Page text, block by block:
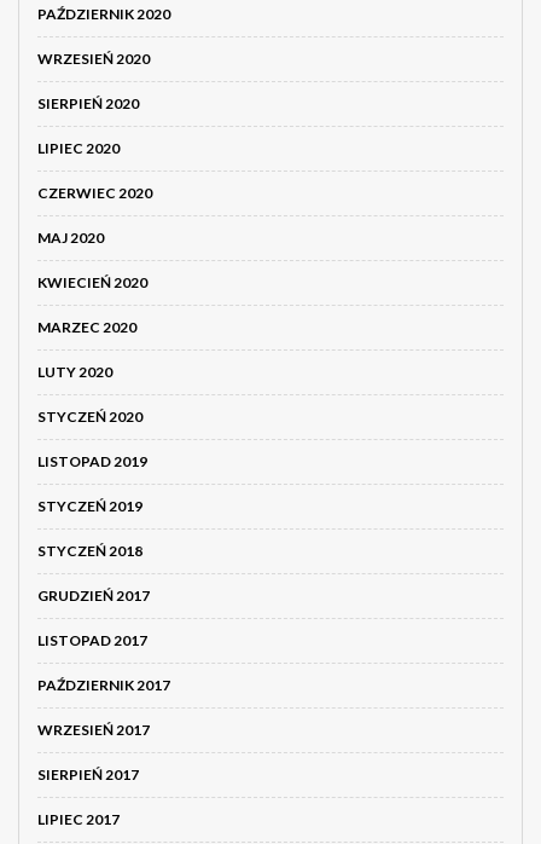
PAŹDZIERNIK 2020
WRZESIEŃ 2020
SIERPIEŃ 2020
LIPIEC 2020
CZERWIEC 2020
MAJ 2020
KWIECIEŃ 2020
MARZEC 2020
LUTY 2020
STYCZEŃ 2020
LISTOPAD 2019
STYCZEŃ 2019
STYCZEŃ 2018
GRUDZIEŃ 2017
LISTOPAD 2017
PAŹDZIERNIK 2017
WRZESIEŃ 2017
SIERPIEŃ 2017
LIPIEC 2017